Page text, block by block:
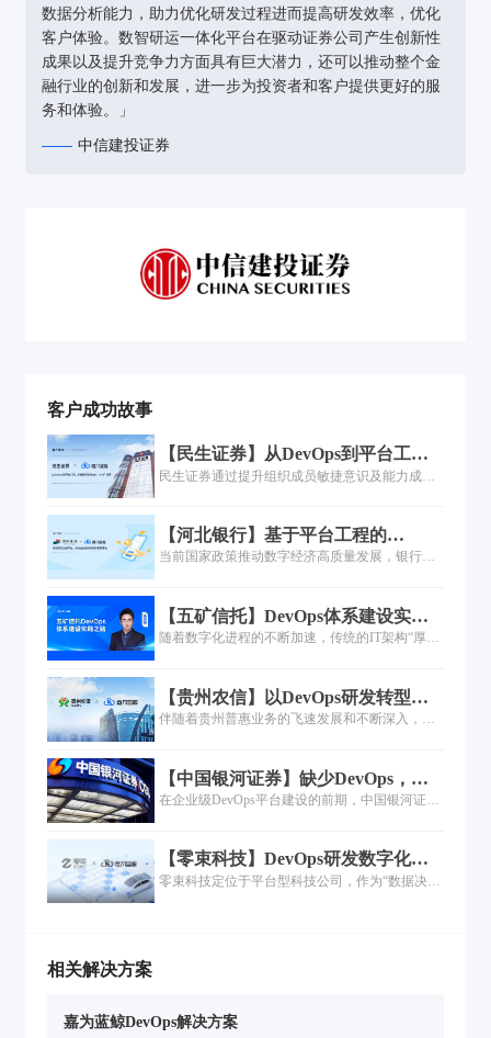
数据分析能力，助力优化研发过程进而提高研发效率，优化
客户体验。数智研运一体化平台在驱动证券公司产生创新性
成果以及提升竞争力方面具有巨大潜力，还可以推动整个金
融行业的创新和发展，进一步为投资者和客户提供更好的服
务和体验。」
中信建投证券
客户成功故事
【民生证券】从DevOps到平台工
程，如何做到软件交付“1+N”变革
民生证券通过提升组织成员敏捷意识及能力成熟
率，降低运维运营风险，并最终实现业务价值的
快速构建，保持企业核心竞争力。
【河北银行】基于平台工程的
DevOps 研发效能平台研究与实践
当前国家政策推动数字经济高质量发展，银行肩
银行业务建设，服务本地实体经济，河北银行在
2022年引入优秀技术人才，加强数字化基础设施
【五矿信托】DevOps体系建设实践
之路
随着数字化进程的不断加速，传统的IT架构“厚、
发展。基于此，五矿信托开启探索企业级的
DevOps建设，引入DevOps工具链加强流程体系
信”。
【贵州农信】以DevOps研发转型，
加速乡村振兴最后一公里
伴随着贵州普惠业务的飞速发展和不断深入，无
段的业务发展需求，因此贵州农信积极寻求解决
方案，去改善乃至扭转当前数字金融业务交付困
【中国银河证券】缺少DevOps，企
业数字化转型就是带着脚镣跳舞
在企业级DevOps平台建设的前期，中国银河证券
设DevOps的工具，呈现点状分布、工具功能单
一、服务连续性弱的特点，也很少会做业务连续
【零束科技】DevOps研发数字化体
系建设实践
零束科技定位于平台型科技公司，作为“数据决定
鲸合作，打造DevOps研运一体化平台，提升持续
相关解决方案
嘉为蓝鲸DevOps解决方案